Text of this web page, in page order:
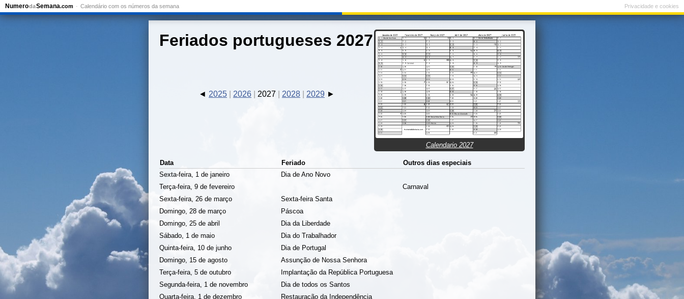
NumerodaSemana.com Calendário com os números da semana Privacidade e cookies
Feriados portugueses 2027
Calendario 2027
2025 2026 2027 2028 2029
Data Feriado
Outros dias especiais
Sexta-feira, 1 de janeiro
Dia de Ano Novo
Terça-feira, 9 de fevereiro
Carnaval
Sexta-feira, 26 de março
Sexta-feira Santa
Domingo, 28 de março
Páscoa
Domingo, 25 de abril
Dia da Liberdade
Sábado, 1 de maio
Dia do Trabalhador
Quinta-feira, 10 de junho
Dia de Portugal
Domingo, 15 de agosto
Assunção de Nossa Senhora
Terça-feira, 5 de outubro
Implantação da República Portuguesa
Segunda-feira, 1 de novembro
Dia de todos os Santos
Quarta-feira, 1 de dezembro
Restauração da Independência